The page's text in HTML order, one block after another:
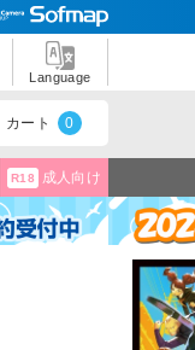
Language
カート 0
R18 成人向け